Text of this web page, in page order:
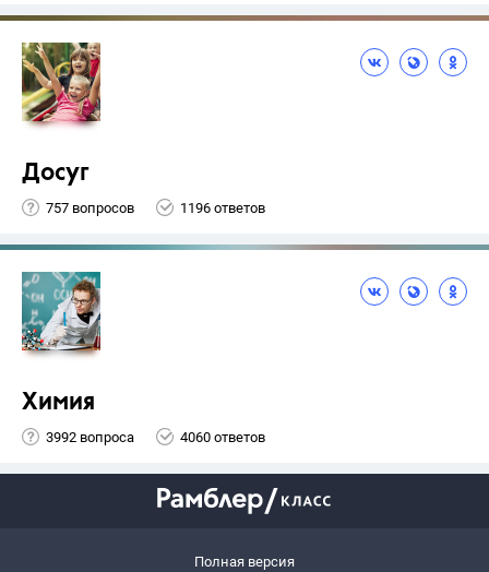
Досуг
757 вопросов 1196 ответов
Химия
3992 вопроса 4060 ответов
Полная версия